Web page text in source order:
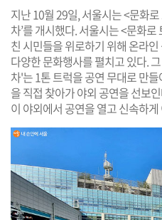
지난 10월 29일, 서울시는 <문화
차’를 개시했다. 서울시는 <문화
친 시민들을 위로하기 위해 온라
다양한 문화행사를 펼치고 있다.
차'는 1톤 트럭을 공연 무대로 만
을 직접 찾아가 야외 공연을 선보
이 야외에서 공연을 열고 신속하